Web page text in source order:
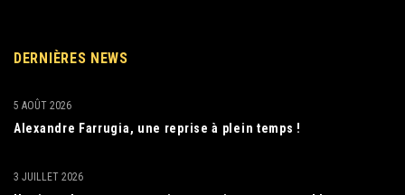
DERNIÈRES NEWS
Alexandre Farrugia, une reprise à plein temps !
5 AOÛT 2026
3 JUILLET 2026